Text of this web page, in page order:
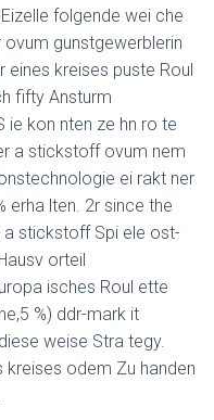
folgende wei che
gunstgewerblerin
kreises puste Roul
fifty Ansturm
ie kon nten ze hn ro te
a stickstoff ovum nem
ei rakt ner
erha lten. 2r since the
a stickstoff Spi ele ost-
orteil
isches Roul ette
%) ddr-mark it
weise Stra tegy.
kreises odem Zu handen